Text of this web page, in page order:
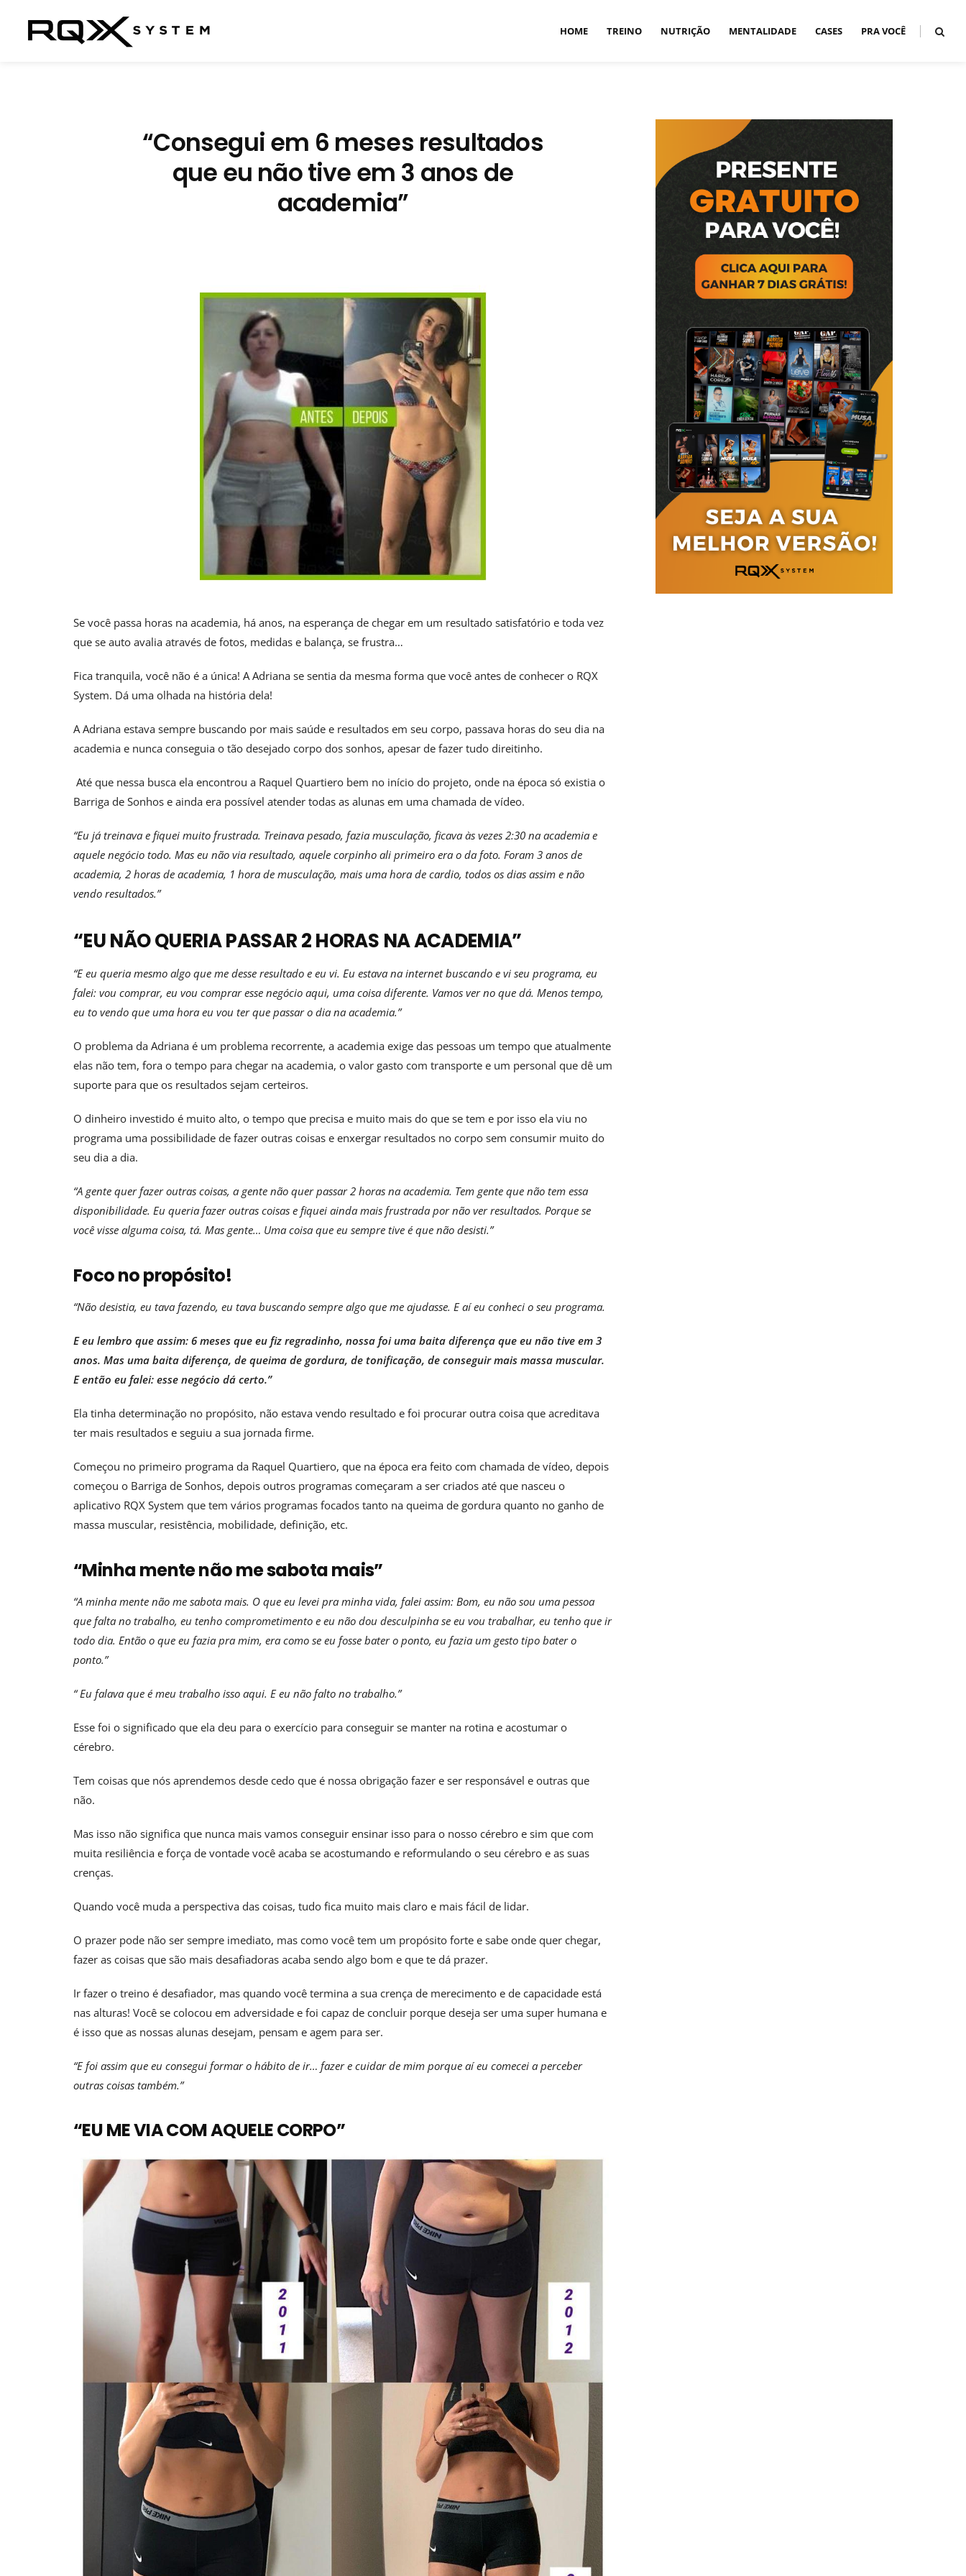
HOME TREINO NUTRIÇÃO MENTALIDADE CASES PRA VOCÊ
“Consegui em 6 meses resultados
que eu não tive em 3 anos de
academia”
Se você passa horas na academia, há anos, na esperança de chegar em um resultado satisfatório e toda vez
que se auto avalia através de fotos, medidas e balança, se frustra…
Fica tranquila, você não é a única! A Adriana se sentia da mesma forma que você antes de conhecer o RQX
System. Dá uma olhada na história dela!
A Adriana estava sempre buscando por mais saúde e resultados em seu corpo, passava horas do seu dia na
academia e nunca conseguia o tão desejado corpo dos sonhos, apesar de fazer tudo direitinho.
Até que nessa busca ela encontrou a Raquel Quartiero bem no início do projeto, onde na época só existia o
Barriga de Sonhos e ainda era possível atender todas as alunas em uma chamada de vídeo.
“Eu já treinava e fiquei muito frustrada. Treinava pesado, fazia musculação, ficava às vezes 2:30 na academia e
aquele negócio todo. Mas eu não via resultado, aquele corpinho ali primeiro era o da foto. Foram 3 anos de
academia, 2 horas de academia, 1 hora de musculação, mais uma hora de cardio, todos os dias assim e não
vendo resultados.”
“EU NÃO QUERIA PASSAR 2 HORAS NA ACADEMIA”
“E eu queria mesmo algo que me desse resultado e eu vi. Eu estava na internet buscando e vi seu programa, eu
falei: vou comprar, eu vou comprar esse negócio aqui, uma coisa diferente. Vamos ver no que dá. Menos tempo,
eu to vendo que uma hora eu vou ter que passar o dia na academia.”
O problema da Adriana é um problema recorrente, a academia exige das pessoas um tempo que atualmente
elas não tem, fora o tempo para chegar na academia, o valor gasto com transporte e um personal que dê um
suporte para que os resultados sejam certeiros.
O dinheiro investido é muito alto, o tempo que precisa e muito mais do que se tem e por isso ela viu no
programa uma possibilidade de fazer outras coisas e enxergar resultados no corpo sem consumir muito do
seu dia a dia.
“A gente quer fazer outras coisas, a gente não quer passar 2 horas na academia. Tem gente que não tem essa
disponibilidade. Eu queria fazer outras coisas e fiquei ainda mais frustrada por não ver resultados. Porque se
você visse alguma coisa, tá. Mas gente… Uma coisa que eu sempre tive é que não desisti.”
Foco no propósito!
“Não desistia, eu tava fazendo, eu tava buscando sempre algo que me ajudasse. E aí eu conheci o seu programa.
E eu lembro que assim: 6 meses que eu fiz regradinho, nossa foi uma baita diferença que eu não tive em 3
anos. Mas uma baita diferença, de queima de gordura, de tonificação, de conseguir mais massa muscular.
E então eu falei: esse negócio dá certo.”
Ela tinha determinação no propósito, não estava vendo resultado e foi procurar outra coisa que acreditava
ter mais resultados e seguiu a sua jornada firme.
Começou no primeiro programa da Raquel Quartiero, que na época era feito com chamada de vídeo, depois
começou o Barriga de Sonhos, depois outros programas começaram a ser criados até que nasceu o
aplicativo RQX System que tem vários programas focados tanto na queima de gordura quanto no ganho de
massa muscular, resistência, mobilidade, definição, etc.
“Minha mente não me sabota mais”
“A minha mente não me sabota mais. O que eu levei pra minha vida, falei assim: Bom, eu não sou uma pessoa
que falta no trabalho, eu tenho comprometimento e eu não dou desculpinha se eu vou trabalhar, eu tenho que ir
todo dia. Então o que eu fazia pra mim, era como se eu fosse bater o ponto, eu fazia um gesto tipo bater o
ponto.”
“ Eu falava que é meu trabalho isso aqui. E eu não falto no trabalho.”
Esse foi o significado que ela deu para o exercício para conseguir se manter na rotina e acostumar o
cérebro.
Tem coisas que nós aprendemos desde cedo que é nossa obrigação fazer e ser responsável e outras que
não.
Mas isso não significa que nunca mais vamos conseguir ensinar isso para o nosso cérebro e sim que com
muita resiliência e força de vontade você acaba se acostumando e reformulando o seu cérebro e as suas
crenças.
Quando você muda a perspectiva das coisas, tudo fica muito mais claro e mais fácil de lidar.
O prazer pode não ser sempre imediato, mas como você tem um propósito forte e sabe onde quer chegar,
fazer as coisas que são mais desafiadoras acaba sendo algo bom e que te dá prazer.
Ir fazer o treino é desafiador, mas quando você termina a sua crença de merecimento e de capacidade está
nas alturas! Você se colocou em adversidade e foi capaz de concluir porque deseja ser uma super humana e
é isso que as nossas alunas desejam, pensam e agem para ser.
“E foi assim que eu consegui formar o hábito de ir… fazer e cuidar de mim porque aí eu comecei a perceber
outras coisas também.”
“EU ME VIA COM AQUELE CORPO”